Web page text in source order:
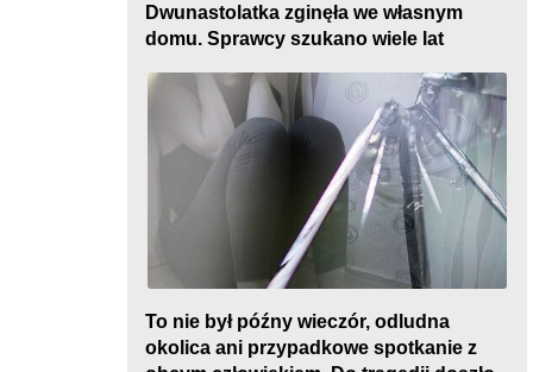
Dwunastolatka zginęła we własnym
domu. Sprawcy szukano wiele lat
To nie był późny wieczór, odludna
okolica ani przypadkowe spotkanie z